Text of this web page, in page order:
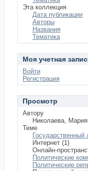
Эта коллекция
Дата публикации
Авторы
Названия
Тематика
Моя учетная
Войти
Регистрация
Просмотр
Автору
Николаева,
Теме
Государственный
Интернет (1)
Онлайн-
Политические
Политические